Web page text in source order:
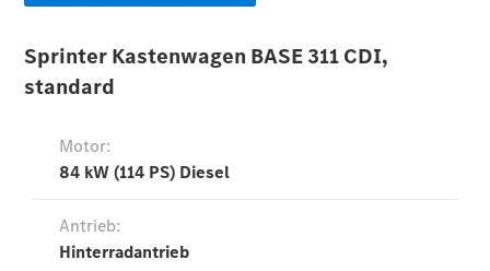
Modellübersicht
Probefahrt
Gebrauchtwagensuche
Leasing &
Store